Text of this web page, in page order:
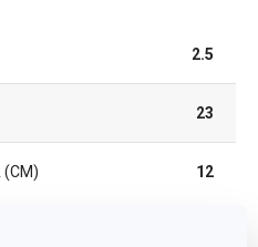
2.5
23
(CM) 12